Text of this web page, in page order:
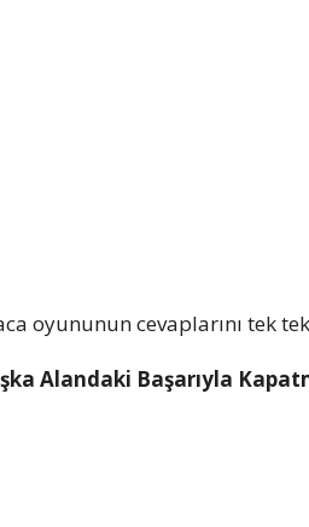
oyununun cevaplarını tek
Alandaki Başarıyla